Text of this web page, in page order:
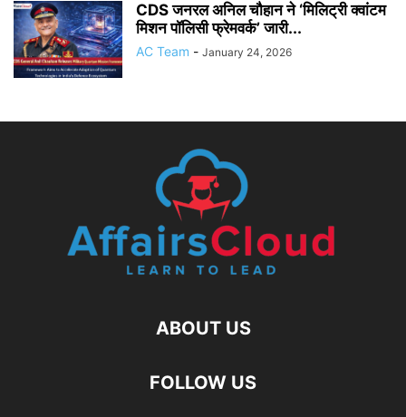
CDS जनरल अनिल चौहान ने ‘मिलिट्री क्वांटम
मिशन पॉलिसी फ्रेमवर्क’ जारी...
AC Team - January 24, 2026
ABOUT US
FOLLOW US